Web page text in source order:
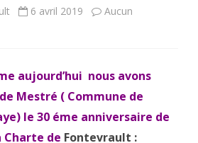
6 avril 2019
Aucun
aujourd’hui nous avons
Mestré ( Commune de
le 30 éme anniversaire de
de Fontevrault :